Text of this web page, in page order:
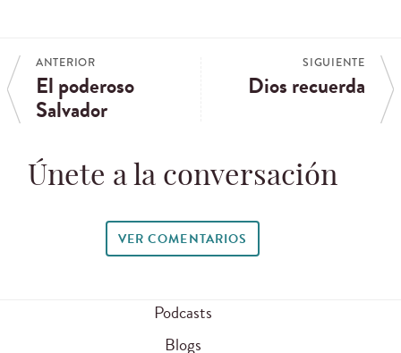
ANTERIOR
El poderoso
Salvador
SIGUIENTE
Dios recuerda
Únete a la conversación
VER COMENTARIOS
Podcasts
Blogs